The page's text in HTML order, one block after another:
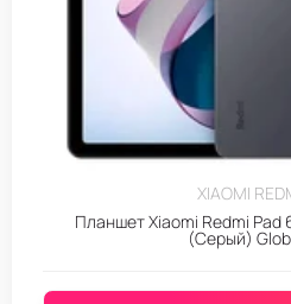
XIAOMI
Планшет Xiaomi Redmi Pad
(Серый)